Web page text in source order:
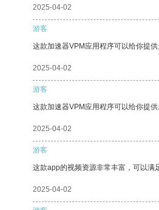
2025-04-02
游客
这款加速器VPM应用程序可以给你提
2025-04-02
游客
这款加速器VPM应用程序可以给你提
2025-04-02
游客
这款app的视频资源非常丰富，可以满
2025-04-02